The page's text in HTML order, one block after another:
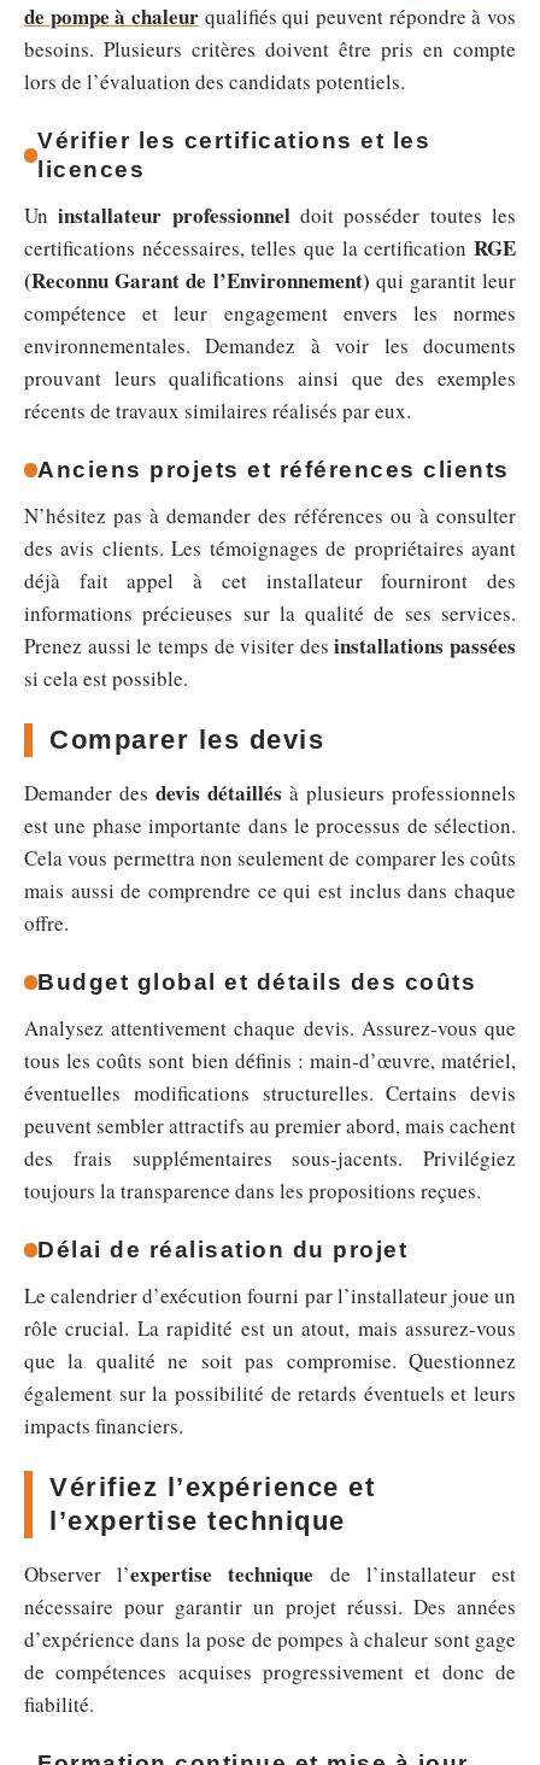
de pompe à chaleur qualifiés qui peuvent répondre à vos
besoins. Plusieurs critères doivent être pris en compte
lors de l’évaluation des candidats potentiels.
Vérifier les certifications et les
licences
Un installateur professionneldoit posséder toutes les
certifications nécessaires, telles que la certification RGE
(Reconnu Garant de l’Environnement) qui garantit leur
compétence et leur engagement envers les normes
environnementales. Demandez à voir les documents
prouvant leurs qualifications ainsi que des exemples
récents de travaux similaires réalisés par eux.
Anciens projets et références clients
N’hésitez pas à demander des références ou à consulter
des avis clients. Les témoignages de propriétaires ayant
déjà fait appel à cet installateur fourniront des
informations précieuses sur la qualité de ses services.
Prenez aussi le temps de visiter desinstallations passées
si cela est possible.
Comparer les devis
Demander des devis détaillés à plusieurs professionnels
est une phase importante dans le processus de sélection.
Cela vous permettra non seulement de comparer les coûts
mais aussi de comprendre ce qui est inclus dans chaque
offre.
Budget global et détails des coûts
Analysez attentivement chaque devis. Assurez-vous que
tous les coûts sont bien définis : main-d’œuvre, matériel,
éventuelles modifications structurelles. Certains devis
peuvent sembler attractifs au premier abord, mais cachent
des frais supplémentaires sous-jacents. Privilégiez
toujours la transparence dans les propositions reçues.
Délai de réalisation du projet
Le calendrier d’exécution fourni par l’installateur joue un
rôle crucial. La rapidité est un atout, mais assurez-vous
que la qualité ne soit pas compromise. Questionnez
également sur la possibilité de retards éventuels et leurs
impacts financiers.
Vérifiez l’expérience et
l’expertise technique
Observer l’expertise technique de l’installateur est
nécessaire pour garantir un projet réussi. Des années
d’expérience dans la pose de pompes à chaleur sont gage
de compétences acquises progressivement et donc de
fiabilité.